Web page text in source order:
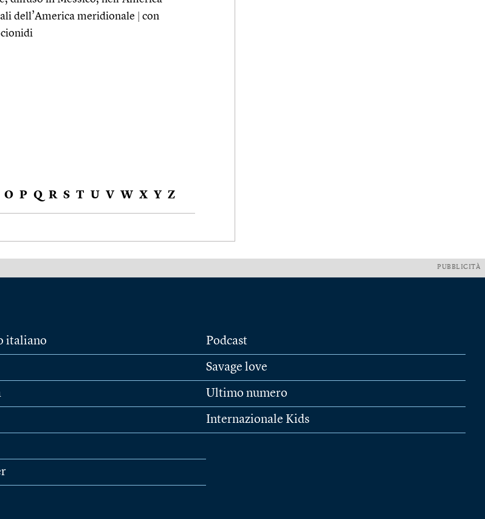
dell’America meridionale
con
O P Q R S T U V W X Y Z
PUBBLICITÀ
italiano Podcast
Savage love
Ultimo numero
Internazionale Kids